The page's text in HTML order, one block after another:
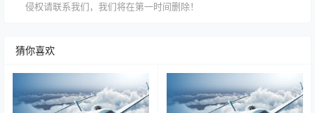
侵权请联系我们，我们将在第一时间删除！
猜你喜欢